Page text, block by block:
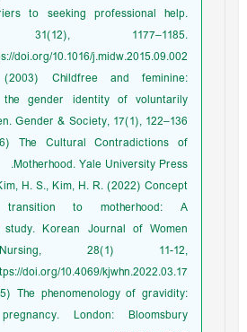
to seeking professional help.
31(12), 1177–1185.
doi.org/10.1016/j.midw.2015.09.002.
Childfree and feminine:
the gender identity of voluntarily
Gender & Society, 17(1), 122–136.
The Cultural Contradictions of
Motherhood. Yale University Press.
H. S., Kim, H. R. (2022) Concept
to motherhood: A
study. Korean Journal of Women
28(1) 11-12,
doi.org/10.4069/kjwhn.2022.03.17.
The phenomenology of gravidity:
London: Bloomsbury